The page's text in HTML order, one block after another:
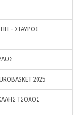
- ΣΤΑΥΡΟΣ
2025
ΤΣΟΧΟΣ